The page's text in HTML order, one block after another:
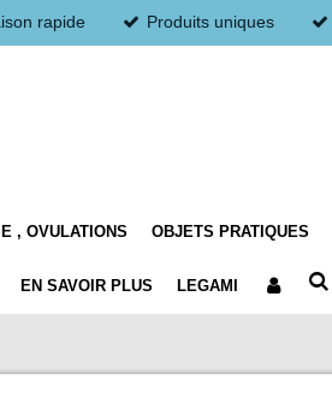
rapide Produits uniques
, OVULATIONS OBJETS PRATIQUES
EN SAVOIR PLUS LEGAMI